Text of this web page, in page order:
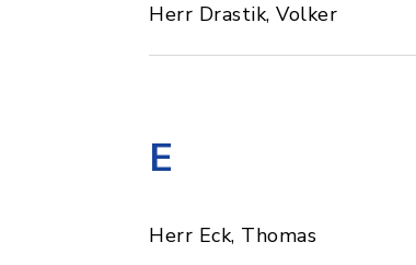
Herr Drastik, Volker
E
Herr Eck, Thomas